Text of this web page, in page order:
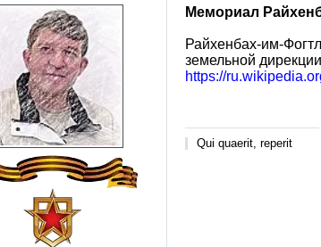
Мемориал
Райхенбах-им-
земельной
https://
Qui quaerit, reperit